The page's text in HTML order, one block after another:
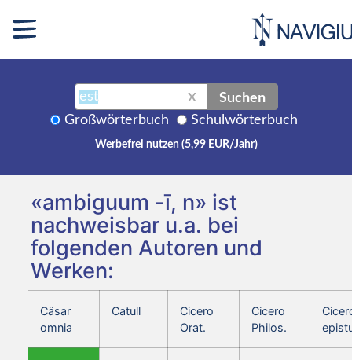
X Suchen
Großwörterbuch Schulwörterbuch
Werbefrei nutzen (5,99 EUR/Jahr)
«ambiguum -ī, n» ist
nachweisbar u.a. bei
folgenden Autoren und
Werken:
Cäsar
omnia
Catull
Cicero
Orat.
Cicero
Philos.